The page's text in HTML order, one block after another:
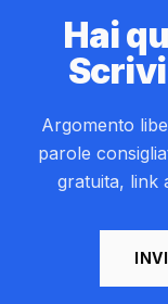
Hai
Argomento
parole
gratuita, link